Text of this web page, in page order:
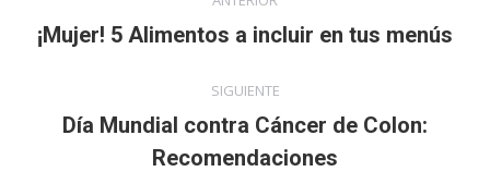
entre
Publicación
¡Mujer! 5 Alimentos a incluir en tus menús
SIGUIENTE
Publicación
siguiente:
Día Mundial contra Cáncer de Colon:
Recomendaciones